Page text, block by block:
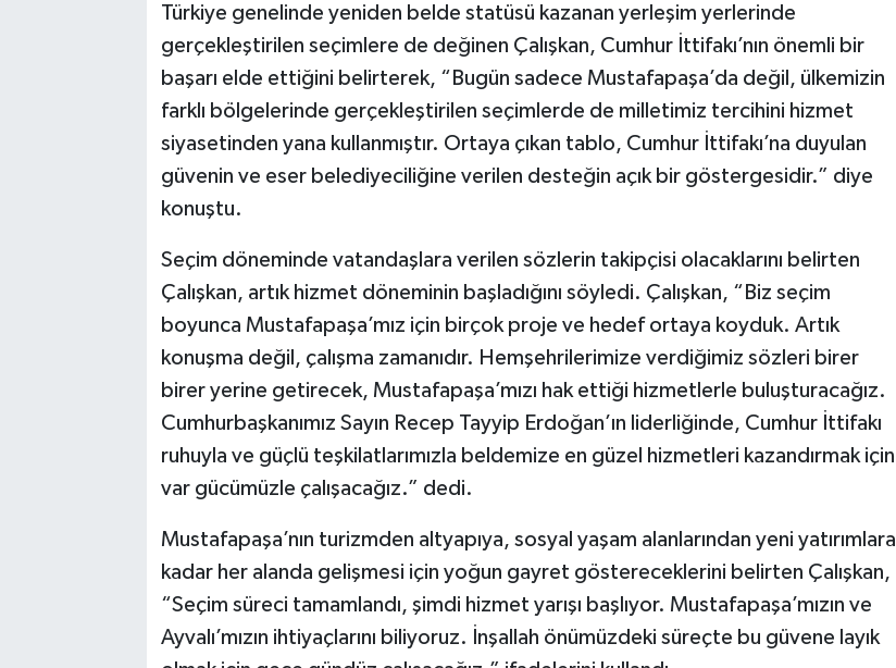
Türkiye genelinde yeniden belde statüsü kazanan yerleşim yerlerinde
gerçekleştirilen seçimlere de değinen Çalışkan, Cumhur İttifakı’nın önemli bir
başarı elde ettiğini belirterek, “Bugün sadece Mustafapaşa’da değil, ülkemizin
farklı bölgelerinde gerçekleştirilen seçimlerde de milletimiz tercihini hizmet
siyasetinden yana kullanmıştır. Ortaya çıkan tablo, Cumhur İttifakı’na duyulan
güvenin ve eser belediyeciliğine verilen desteğin açık bir göstergesidir.” diye
konuştu.
Seçim döneminde vatandaşlara verilen sözlerin takipçisi olacaklarını belirten
Çalışkan, artık hizmet döneminin başladığını söyledi. Çalışkan, “Biz seçim
boyunca Mustafapaşa’mız için birçok proje ve hedef ortaya koyduk. Artık
konuşma değil, çalışma zamanıdır. Hemşehrilerimize verdiğimiz sözleri birer
birer yerine getirecek, Mustafapaşa’mızı hak ettiği hizmetlerle buluşturacağız.
Cumhurbaşkanımız Sayın Recep Tayyip Erdoğan’ın liderliğinde, Cumhur İttifakı
ruhuyla ve güçlü teşkilatlarımızla beldemize en güzel hizmetleri kazandırmak için
var gücümüzle çalışacağız.” dedi.
Mustafapaşa’nın turizmden altyapıya, sosyal yaşam alanlarından yeni yatırımlara
kadar her alanda gelişmesi için yoğun gayret göstereceklerini belirten Çalışkan,
“Seçim süreci tamamlandı, şimdi hizmet yarışı başlıyor. Mustafapaşa’mızın ve
Ayvalı’mızın ihtiyaçlarını biliyoruz. İnşallah önümüzdeki süreçte bu güvene layık